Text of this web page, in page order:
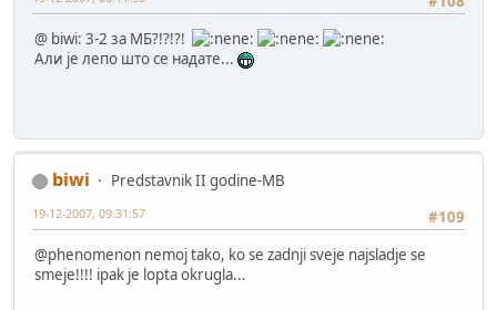
@ biwi: 3-2 за МБ?!?!?!
Али је лепо што се надате...
biwi
Predstavnik II godine-MB
#109
19-12-2007, 09:31:57
@phenomenon nemoj tako, ko se zadnji sveje najsladje se
smeje!!!! ipak je lopta okrugla...